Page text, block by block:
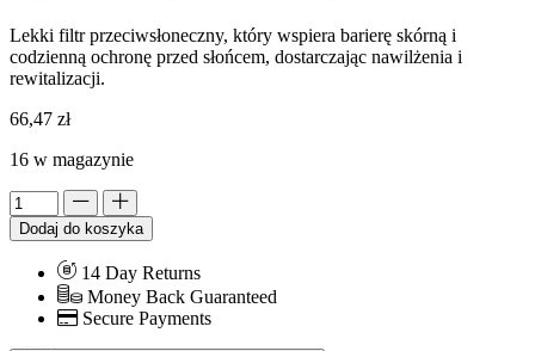
Lekki filtr przeciwsłoneczny, który wspiera barierę skórną i
codzienną ochronę przed słońcem, dostarczając nawilżenia i
rewitalizacji.
66,47 zł
16 w magazynie
Dodaj do koszyka
14 Day Returns
Money Back Guaranteed
Secure Payments